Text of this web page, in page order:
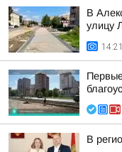
В
улицу
14:21
В